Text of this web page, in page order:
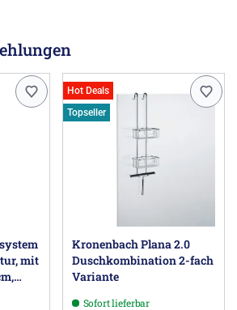
mit
Hot Deals
Topseller
Kronenbach Plana 2.0
Duschkombination 2-fach
Variante
Sofort lieferbar